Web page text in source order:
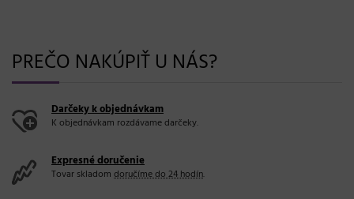
PREČO NAKÚPIŤ U NÁS?
Darčeky k objednávkam
K objednávkam rozdávame darčeky.
Expresné doručenie
Tovar skladom doručíme do 24 hodín.